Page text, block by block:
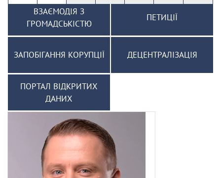
ВЗАЄМОДІЯ З
ГРОМАДСЬКІСТЮ
ПЕТИЦІЇ
ЗАПОБІГАННЯ КОРУПЦІЇ ДЕЦЕНТРАЛІЗАЦІЯ
ПОРТАЛ ВІДКРИТИХ
ДАНИХ